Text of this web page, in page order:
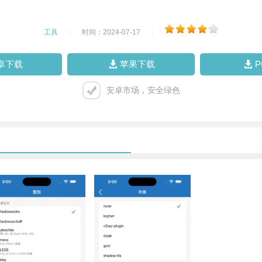
工具 时间：2024-07-17
下载 苹果下载
安卓市场，安全绿色